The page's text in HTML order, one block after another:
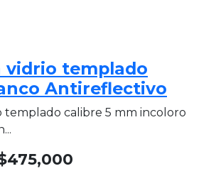
vidrio templado
Antireflectivo
templado calibre 5 mm incoloro
475,000